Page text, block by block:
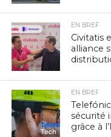
EN BREF
Civitatis
alliance
EN BREF
sécurité
grâce à